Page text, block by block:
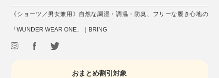
《ショーツ／男女兼用》自然な調湿・調温・防臭、フリーな履き心地の
「WUNDER WEAR ONE」｜BRING
おまとめ割引対象